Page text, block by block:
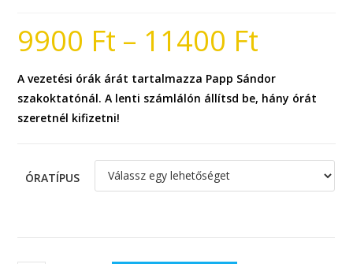
9900 Ft – 11400 Ft
A vezetési órák árát tartalmazza Papp Sándor
szakoktatónál. A lenti számlálón állítsd be, hány órát
szeretnél kifizetni!
ÓRATÍPUS